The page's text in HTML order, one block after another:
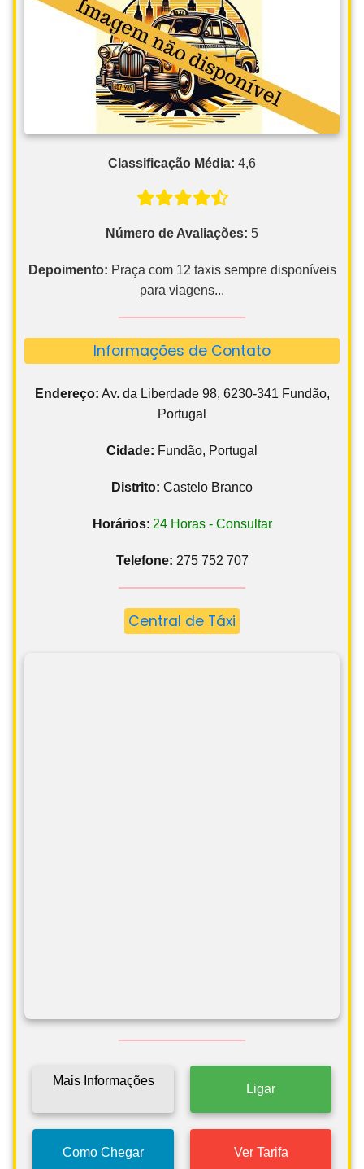
Classificação Média: 4,6
Número de Avaliações: 5
Depoimento: Praça com 12 taxis sempre disponíveis
para viagens...
Informações de Contato
Endereço: Av. da Liberdade 98, 6230-341 Fundão,
Portugal
Cidade: Fundão, Portugal
Distrito: Castelo Branco
Horários: 24 Horas - Consultar
Telefone: 275 752 707
Central de Táxi
Mais Informações
Ligar
Como Chegar Ver Tarifa